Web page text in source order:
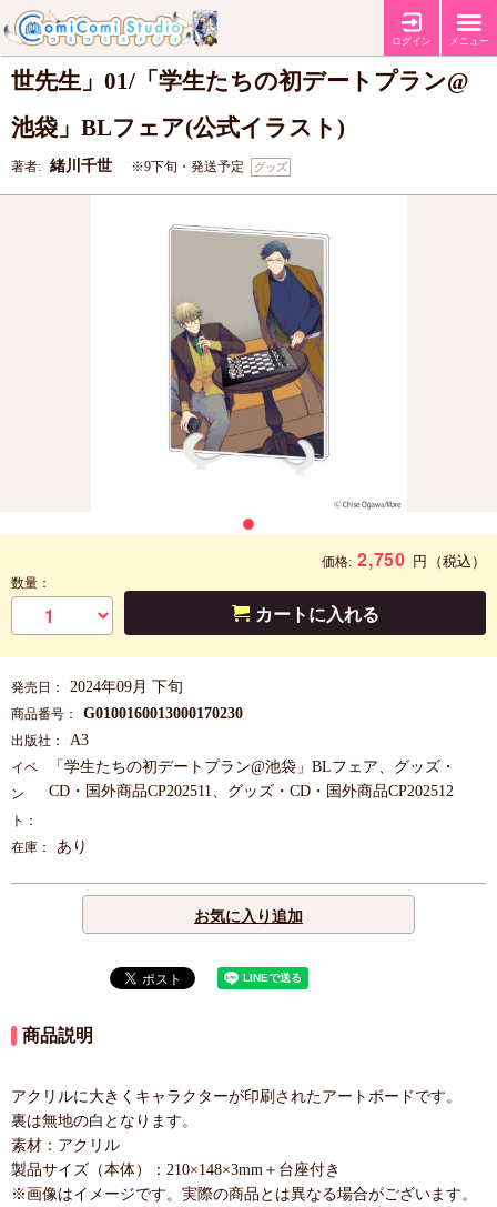
ログイン メニュー
アクリルアートボード(A5サイズ)「緒川千
世先生」01/「学生たちの初デートプラン@
池袋」BLフェア(公式イラスト)
著者: 緒川千世 ※9下旬・発送予定 グッズ
価格: 2,750 円 （税込）
数量：
カートに入れる
発売日： 2024年09月 下旬
商品番号： G0100160013000170230
出版社： A3
イベ
ン
ト：
「学生たちの初デートプラン@池袋」BLフェア、グッズ・
CD・国外商品CP202511、グッズ・CD・国外商品CP202512
在庫： あり
お気に入り追加
商品説明
アクリルに大きくキャラクターが印刷されたアートボードです。
裏は無地の白となります。
素材：アクリル
製品サイズ（本体）：210×148×3mm＋台座付き
※画像はイメージです。実際の商品とは異なる場合がございます。